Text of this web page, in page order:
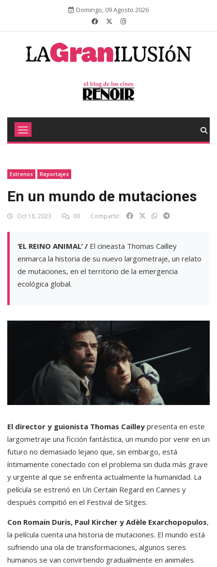
Domingo, 09 Agosto 2026
Estrenos Reportajes
En un mundo de mutaciones
Oct 16, 2023 00 Compartir:
‘EL REINO ANIMAL’ / El cineasta Thomas Cailley
enmarca la historia de su nuevo largometraje, un relato
de mutaciones, en el territorio de la emergencia
ecológica global.
El director y guionista Thomas Cailley presenta en este
largometraje una ficción fantástica, un mundo por venir en un
futuro no demasiado lejano que, sin embargo, está
íntimamente conectado con el problema sin duda más grave
y urgente al que se enfrenta actualmente la humanidad. La
película se estrenó en Un Certain Regard en Cannes y
después compitió en el Festival de Sitges.
Con Romain Duris, Paul Kircher y Adèle Exarchopopulos,
la película cuenta una historia de mutaciones. El mundo está
sufriendo una ola de transformaciones, algunos seres
humanos se van convirtiendo gradualmente en animales.